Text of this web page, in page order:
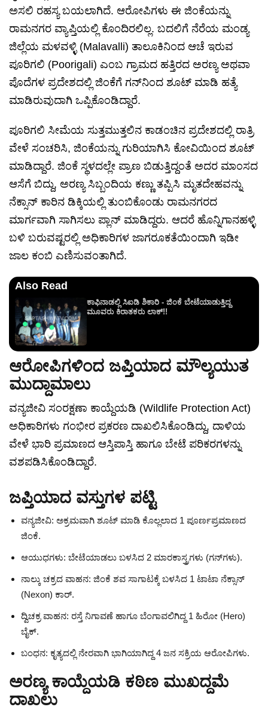
ಅಸಲಿ ರಹಸ್ಯ ಬಯಲಾಗಿದೆ. ಆರೋಪಿಗಳು ಈ ಜಿಂಕೆಯನ್ನು
ರಾಮನಗರ ವ್ಯಾಪ್ತಿಯಲ್ಲಿ ಕೊಂದಿರಲಿಲ್ಲ. ಬದಲಿಗೆ ನೆರೆಯ ಮಂಡ್ಯ
ಜಿಲ್ಲೆಯ ಮಳವಳ್ಳಿ (Malavalli) ತಾಲೂಕಿನಿಂದ ಆಚೆ ಇರುವ
ಪೂರಿಗಲಿ (Poorigali) ಎಂಬ ಗ್ರಾಮದ ಹತ್ತಿರದ ಅರಣ್ಯ ಅಥವಾ
ಪೊದೆಗಳ ಪ್ರದೇಶದಲ್ಲಿ ಜಿಂಕೆಗೆ ಗನ್‌ನಿಂದ ಶೂಟ್ ಮಾಡಿ ಹತ್ಯೆ
ಮಾಡಿರುವುದಾಗಿ ಒಪ್ಪಿಕೊಂಡಿದ್ದಾರೆ.
ಪೂರಿಗಲಿ ಸೀಮೆಯ ಸುತ್ತಮುತ್ತಲಿನ ಕಾಡಂಚಿನ ಪ್ರದೇಶದಲ್ಲಿ ರಾತ್ರಿ
ವೇಳೆ ಸಂಚರಿಸಿ, ಜಿಂಕೆಯನ್ನು ಗುರಿಯಾಗಿಸಿ ಕೋವಿಯಿಂದ ಶೂಟ್
ಮಾಡಿದ್ದಾರೆ. ಜಿಂಕೆ ಸ್ಥಳದಲ್ಲೇ ಪ್ರಾಣ ಬಿಡುತ್ತಿದ್ದಂತೆ ಅದರ ಮಾಂಸದ
ಆಸೆಗೆ ಬಿದ್ದು, ಅರಣ್ಯ ಸಿಬ್ಬಂದಿಯ ಕಣ್ಣು ತಪ್ಪಿಸಿ ಮೃತದೇಹವನ್ನು
ನೆಕ್ಸಾನ್ ಕಾರಿನ ಡಿಕ್ಕಿಯಲ್ಲಿ ತುಂಬಿಕೊಂಡು ರಾಮನಗರದ
ಮಾರ್ಗವಾಗಿ ಸಾಗಿಸಲು ಪ್ಲಾನ್ ಮಾಡಿದ್ದರು. ಆದರೆ ಹೊನ್ನಿಗಾನಹಳ್ಳಿ
ಬಳಿ ಬರುವಷ್ಟರಲ್ಲಿ ಅಧಿಕಾರಿಗಳ ಜಾಗರೂಕತೆಯಿಂದಾಗಿ ಇಡೀ
ಜಾಲ ಕಂಬಿ ಎಣಿಸುವಂತಾಗಿದೆ.
Also Read
ಕಾಫಿನಾಡಲ್ಲಿ ಸಿಐಡಿ ಶಿಕಾರಿ - ಜಿಂಕೆ ಬೇಟೆಯಾಡುತ್ತಿದ್ದ
ಮೂವರು ಕಿರಾತಕರು ಲಾಕ್!!
ಆರೋಪಿಗಳಿಂದ ಜಪ್ತಿಯಾದ ಮೌಲ್ಯಯುತ
ಮುದ್ದಾಮಾಲು
ವನ್ಯಜೀವಿ ಸಂರಕ್ಷಣಾ ಕಾಯ್ದೆಯಡಿ (Wildlife Protection Act)
ಅಧಿಕಾರಿಗಳು ಗಂಭೀರ ಪ್ರಕರಣ ದಾಖಲಿಸಿಕೊಂಡಿದ್ದು, ದಾಳಿಯ
ವೇಳೆ ಭಾರಿ ಪ್ರಮಾಣದ ಆಸ್ತಿಪಾಸ್ತಿ ಹಾಗೂ ಬೇಟೆ ಪರಿಕರಗಳನ್ನು
ವಶಪಡಿಸಿಕೊಂಡಿದ್ದಾರೆ.
ಜಪ್ತಿಯಾದ ವಸ್ತುಗಳ ಪಟ್ಟಿ
ವನ್ಯಜೀವಿ: ಅಕ್ರಮವಾಗಿ ಶೂಟ್ ಮಾಡಿ ಕೊಲ್ಲಲಾದ 1 ಪೂರ್ಣಪ್ರಮಾಣದ
ಜಿಂಕೆ.
ಆಯುಧಗಳು: ಬೇಟೆಯಾಡಲು ಬಳಸಿದ 2 ಮಾರಕಾಸ್ತ್ರಗಳು (ಗನ್‌ಗಳು).
ನಾಲ್ಕು ಚಕ್ರದ ವಾಹನ: ಜಿಂಕೆ ಶವ ಸಾಗಾಟಕ್ಕೆ ಬಳಸಿದ 1 ಟಾಟಾ ನೆಕ್ಸಾನ್
(Nexon) ಕಾರ್.
ದ್ವಿಚಕ್ರ ವಾಹನ: ರಸ್ತೆ ನಿಗಾವಣೆ ಹಾಗೂ ಬೆಂಗಾವಲಿಗಿದ್ದ 1 ಹಿರೋ (Hero)
ಬೈಕ್.
ಬಂಧನ: ಕೃತ್ಯದಲ್ಲಿ ನೇರವಾಗಿ ಭಾಗಿಯಾಗಿದ್ದ 4 ಜನ ಸಕ್ರಿಯ ಆರೋಪಿಗಳು.
ಅರಣ್ಯ ಕಾಯ್ದೆಯಡಿ ಕಠಿಣ ಮುಖದ್ದಮೆ
ದಾಖಲು